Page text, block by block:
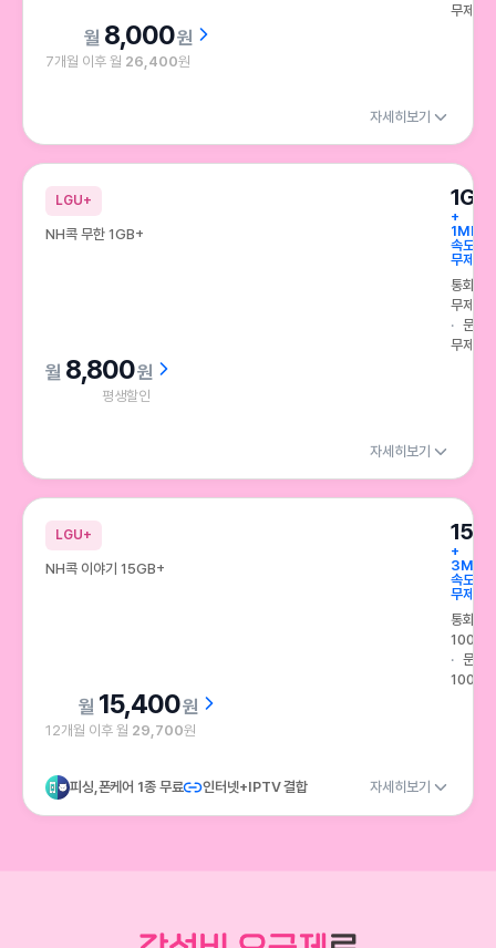
무제한
8,000원
7개월 이후 월 26,400원
자세히보기
LGU+
NH콕 무한 1GB+
1GB
+
1Mbps
속도
무제한
통화
무제한
문자
무제한
8,800원
평생할인
자세히보기
LGU+
NH콕 이야기 15GB+
+
속도
무제한
통화
100분
문자
100건
15,400원
12개월 이후 월 29,700원
피싱,폰케어 1종 무료 인터넷+IPTV 결합 자세히보기